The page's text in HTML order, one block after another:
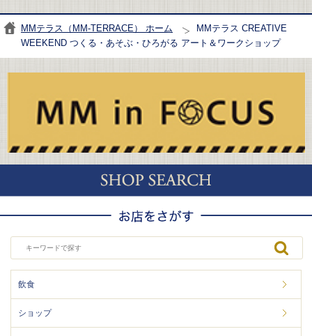
MMテラス（MM-TERRACE） ホーム
MMテラス CREATIVE
WEEKEND つくる・あそぶ・ひろがる アート＆ワークショップ
飲食
ショップ